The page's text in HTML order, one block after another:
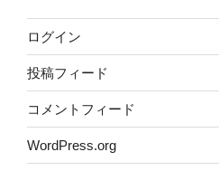
ログイン
投稿フィード
コメントフィード
WordPress.org